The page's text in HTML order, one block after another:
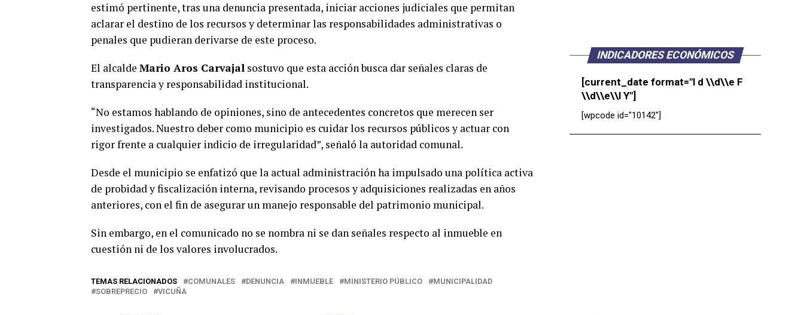
estimó pertinente, tras una denuncia presentada, iniciar acciones judiciales que permitan
aclarar el destino de los recursos y determinar las responsabilidades administrativas o
penales que pudieran derivarse de este proceso.
El alcalde Mario Aros Carvajal sostuvo que esta acción busca dar señales claras de
transparencia y responsabilidad institucional.
“No estamos hablando de opiniones, sino de antecedentes concretos que merecen ser
investigados. Nuestro deber como municipio es cuidar los recursos públicos y actuar con
rigor frente a cualquier indicio de irregularidad”, señaló la autoridad comunal.
Desde el municipio se enfatizó que la actual administración ha impulsado una política activa
de probidad y fiscalización interna, revisando procesos y adquisiciones realizadas en años
anteriores, con el fin de asegurar un manejo responsable del patrimonio municipal.
Sin embargo, en el comunicado no se nombra ni se dan señales respecto al inmueble en
cuestión ni de los valores involucrados.
TEMAS RELACIONADOS COMUNALES DENUNCIA INMUEBLE MINISTERIO PÚBLICO
MUNICIPALIDAD
SOBREPRECIO
VICUÑA
INDICADORES ECONÓMICOS
[current_date format="l d \\d\\e F
\\d\\e\\l Y"]
[wpcode id="10142"]